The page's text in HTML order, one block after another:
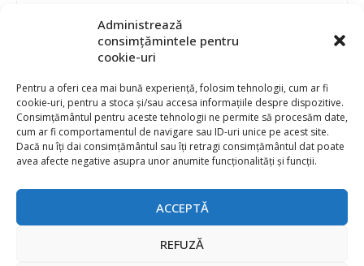
Administrează
consimțămintele pentru
cookie-uri
Pentru a oferi cea mai bună experiență, folosim tehnologii, cum ar fi
cookie-uri, pentru a stoca și/sau accesa informațiile despre dispozitive.
Consimțământul pentru aceste tehnologii ne permite să procesăm date,
cum ar fi comportamentul de navigare sau ID-uri unice pe acest site.
Dacă nu îți dai consimțământul sau îți retragi consimțământul dat poate
avea afecte negative asupra unor anumite funcționalități și funcții.
ACCEPTĂ
REFUZĂ
Analog Devices
Anritsu Corporation
Ansys
APS
Arduino
Arm
Asentics
ATEN International
Contact
Publicitate
Abonament la revista “Electronica Azi”